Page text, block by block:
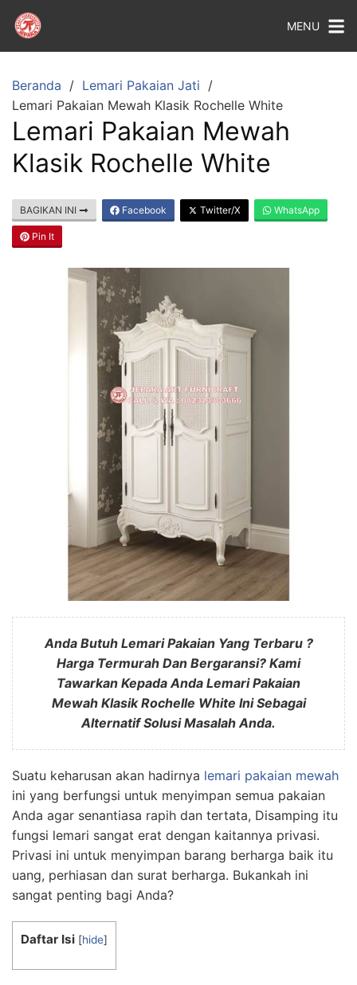
MENU
Beranda
Lemari Pakaian Jati
Lemari Pakaian Mewah Klasik Rochelle White
Lemari Pakaian Mewah
Klasik Rochelle White
BAGIKAN INI Facebook Twitter/X WhatsApp
Pin It
Anda Butuh Lemari Pakaian Yang Terbaru ?
Harga Termurah Dan Bergaransi? Kami
Tawarkan Kepada Anda Lemari Pakaian
Mewah Klasik Rochelle White Ini Sebagai
Alternatif Solusi Masalah Anda.
Suatu keharusan akan hadirnya lemari pakaian mewah
ini yang berfungsi untuk menyimpan semua pakaian
Anda agar senantiasa rapih dan tertata, Disamping itu
fungsi lemari sangat erat dengan kaitannya privasi.
Privasi ini untuk menyimpan barang berharga baik itu
uang, perhiasan dan surat berharga. Bukankah ini
sangat penting bagi Anda?
Daftar Isi [hide]